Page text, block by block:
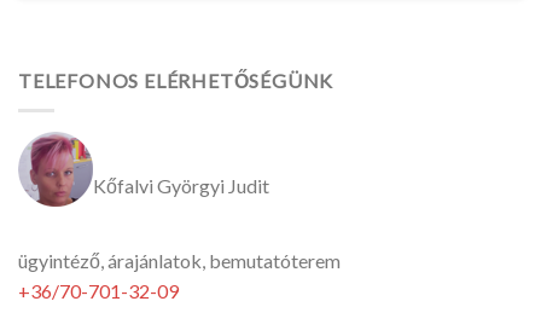
TELEFONOS ELÉRHETŐSÉGÜNK
Kőfalvi Györgyi Judit
ügyintéző, árajánlatok, bemutatóterem
+36/70-701-32-09